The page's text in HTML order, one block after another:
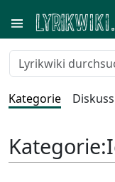
Kategorie
Kategorie: